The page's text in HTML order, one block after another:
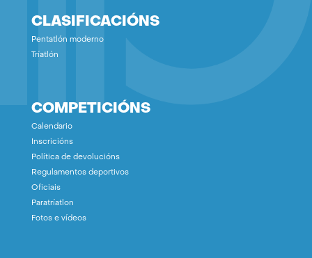
CLASIFICACIÓNS
Pentatlón moderno
Tríatlón
COMPETICIÓNS
Calendario
Inscricións
Política de devolucións
Regulamentos deportivos
Oficiais
Paratríatlon
Fotos e vídeos